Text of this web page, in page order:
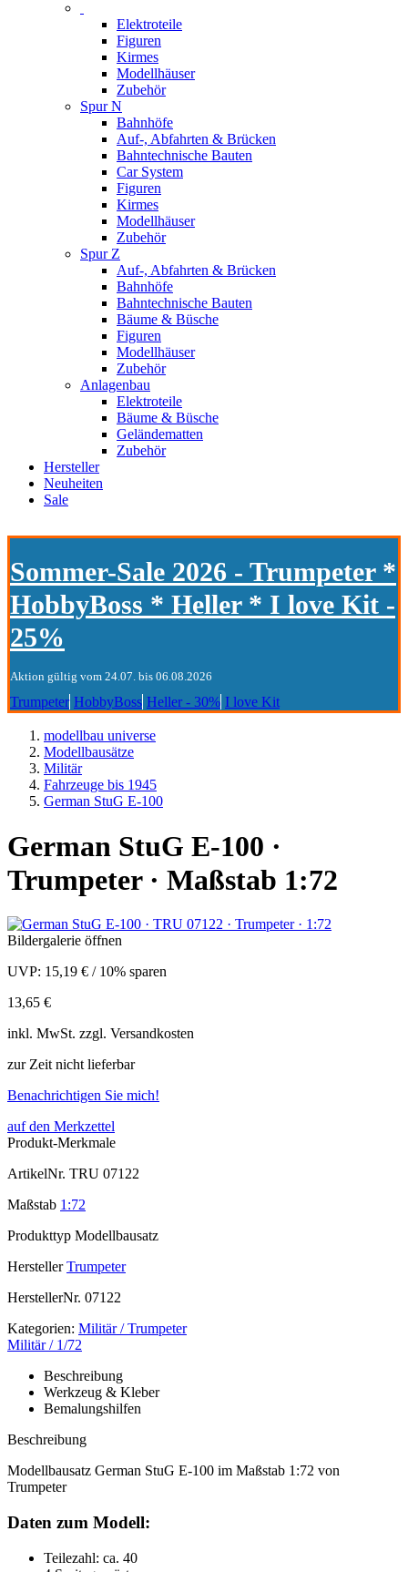
Elektroteile
Figuren
Kirmes
Modellhäuser
Zubehör
Spur N
Bahnhöfe
Auf-, Abfahrten & Brücken
Bahntechnische Bauten
Car System
Figuren
Kirmes
Modellhäuser
Zubehör
Spur Z
Auf-, Abfahrten & Brücken
Bahnhöfe
Bahntechnische Bauten
Bäume & Büsche
Figuren
Modellhäuser
Zubehör
Anlagenbau
Elektroteile
Bäume & Büsche
Geländematten
Zubehör
Hersteller
Neuheiten
Sale
Sommer-Sale 2026 - Trumpeter *
HobbyBoss * Heller * I love Kit -
25%
Aktion gültig vom 24.07. bis 06.08.2026
Trumpeter HobbyBoss Heller - 30% I love Kit
modellbau universe
Modellbausätze
Militär
Fahrzeuge bis 1945
German StuG E-100
German StuG E-100 ·
Trumpeter · Maßstab 1:72
Bildergalerie öffnen
UVP: 15,19 € / 10% sparen
13,65 €
inkl. MwSt. zzgl. Versandkosten
zur Zeit nicht lieferbar
Benachrichtigen Sie mich!
auf den Merkzettel
Produkt-Merkmale
ArtikelNr. TRU 07122
Maßstab 1:72
Produkttyp Modellbausatz
Hersteller Trumpeter
HerstellerNr. 07122
Kategorien: Militär / Trumpeter
Militär / 1/72
Beschreibung
Werkzeug & Kleber
Bemalungshilfen
Beschreibung
Modellbausatz German StuG E-100 im Maßstab 1:72 von
Trumpeter
Daten zum Modell:
Teilezahl: ca. 40